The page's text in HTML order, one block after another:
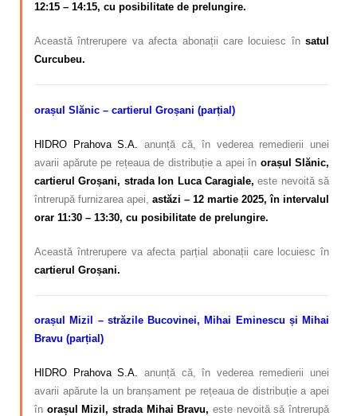
12:15 – 14:15, cu posibilitate de prelungire.
Această întrerupere va afecta abonații care locuiesc însatul
Curcubeu.
orașul Slănic – cartierul Groșani (parțial)
HIDRO Prahova S.A. anunță că, în vederea remedierii unei
avarii apărute pe rețeaua de distribuție a apei în orașul Slănic,
cartierul Groșani, strada Ion Luca Caragiale, este nevoită să
întrerupă furnizarea apei, astăzi – 12 martie 2025, în intervalul
orar 11:30 – 13:30, cu posibilitate de prelungire.
Această întrerupere va afecta parțial abonații care locuiesc în
cartierul Groșani.
orașul Mizil – străzile Bucovinei, Mihai Eminescu și Mihai
Bravu (parțial)
HIDRO Prahova S.A. anunță că, în vederea remedierii unei
avarii apărute la un branșament pe rețeaua de distribuție a apei
în orașul Mizil, strada Mihai Bravu, este nevoită să întrerupă